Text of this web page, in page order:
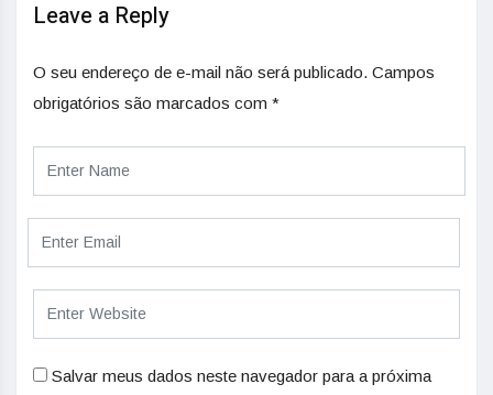
Leave a Reply
O seu endereço de e-mail não será publicado. Campos
obrigatórios são marcados com *
Salvar meus dados neste navegador para a próxima